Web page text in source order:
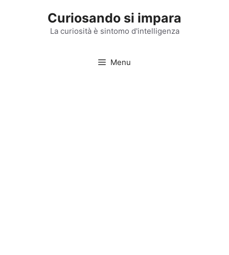
Curiosando si impara
La curiosità è sintomo d'intelligenza
Menu